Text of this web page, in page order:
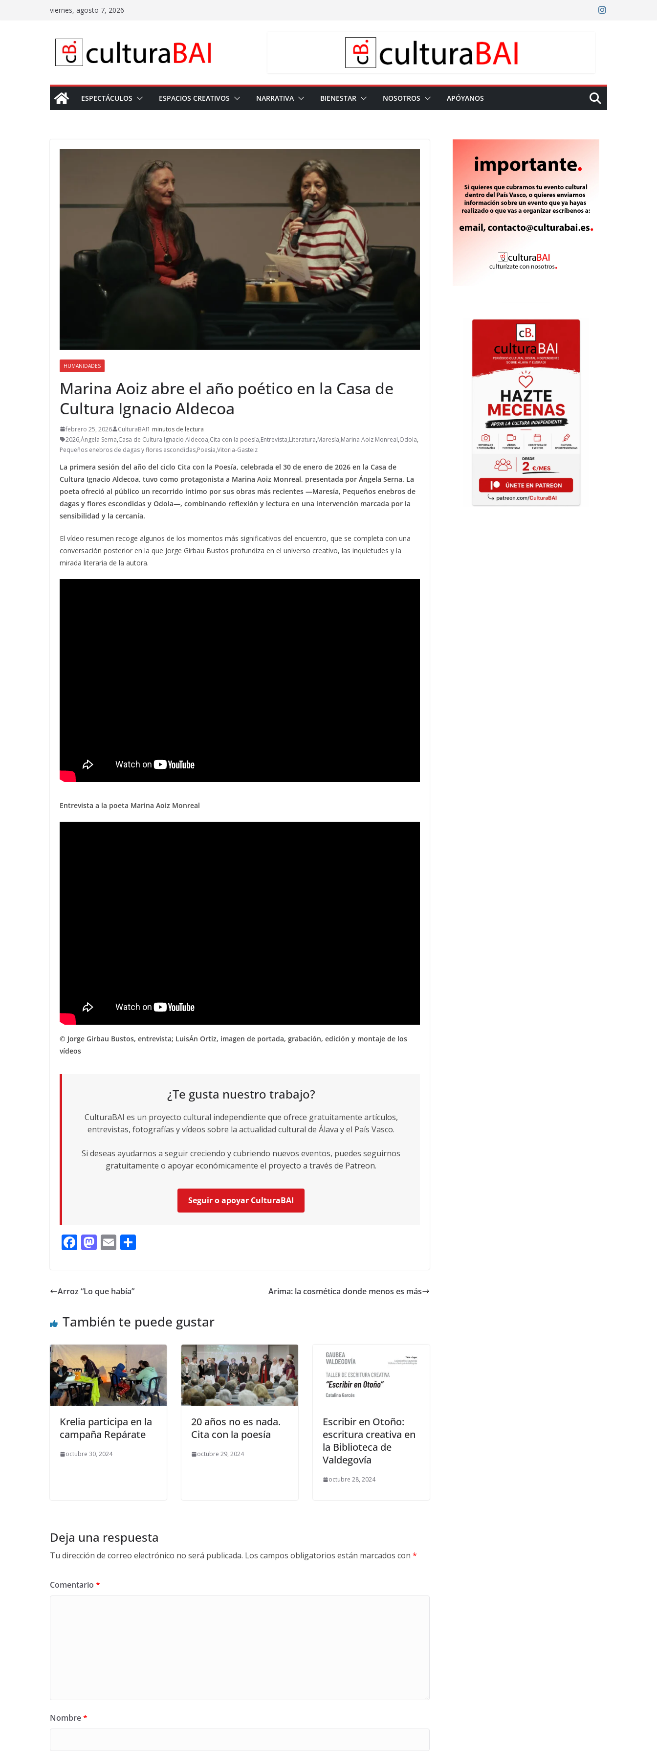
viernes, agosto 7, 2026
ESPECTÁCULOS ESPACIOS CREATIVOS NARRATIVA BIENESTAR NOSOTROS APÓYANOS
HUMANIDADES
Marina Aoiz abre el año poético en la Casa de
Cultura Ignacio Aldecoa
febrero 25, 2026 CulturaBAI1 minutos de lectura
2026,Ángela Serna,Casa de Cultura Ignacio Aldecoa,Cita con la poesía,Entrevista,Literatura,Maresía,Marina Aoiz Monreal,Odola,
Pequeños enebros de dagas y flores escondidas,Poesía,Vitoria-Gasteiz
La primera sesión del año del ciclo Cita con la Poesía, celebrada el 30 de enero de 2026 en la Casa de
Cultura Ignacio Aldecoa, tuvo como protagonista a Marina Aoiz Monreal, presentada por Ángela Serna. La
poeta ofreció al público un recorrido íntimo por sus obras más recientes —Maresía, Pequeños enebros de
dagas y flores escondidas y Odola—, combinando reflexión y lectura en una intervención marcada por la
sensibilidad y la cercanía.
El vídeo resumen recoge algunos de los momentos más significativos del encuentro, que se completa con una
conversación posterior en la que Jorge Girbau Bustos profundiza en el universo creativo, las inquietudes y la
mirada literaria de la autora.
Entrevista a la poeta Marina Aoiz Monreal
© Jorge Girbau Bustos, entrevista; LuisÁn Ortiz, imagen de portada, grabación, edición y montaje de los
vídeos
¿Te gusta nuestro trabajo?
CulturaBAI es un proyecto cultural independiente que ofrece gratuitamente artículos,
entrevistas, fotografías y vídeos sobre la actualidad cultural de Álava y el País Vasco.
Si deseas ayudarnos a seguir creciendo y cubriendo nuevos eventos, puedes seguirnos
gratuitamente o apoyar económicamente el proyecto a través de Patreon.
Seguir o apoyar CulturaBAI
F
b
o
M
d
n
E
l
ti
r
Arroz “Lo que había” Arima: la cosmética donde menos es más
También te puede gustar
Krelia participa en la
campaña Repárate
octubre 30, 2024
20 años no es nada.
Cita con la poesía
octubre 29, 2024
Escribir en Otoño:
escritura creativa en
la Biblioteca de
Valdegovía
octubre 28, 2024
Deja una respuesta
Tu dirección de correo electrónico no será publicada. Los campos obligatorios están marcados con *
Comentario *
Nombre*